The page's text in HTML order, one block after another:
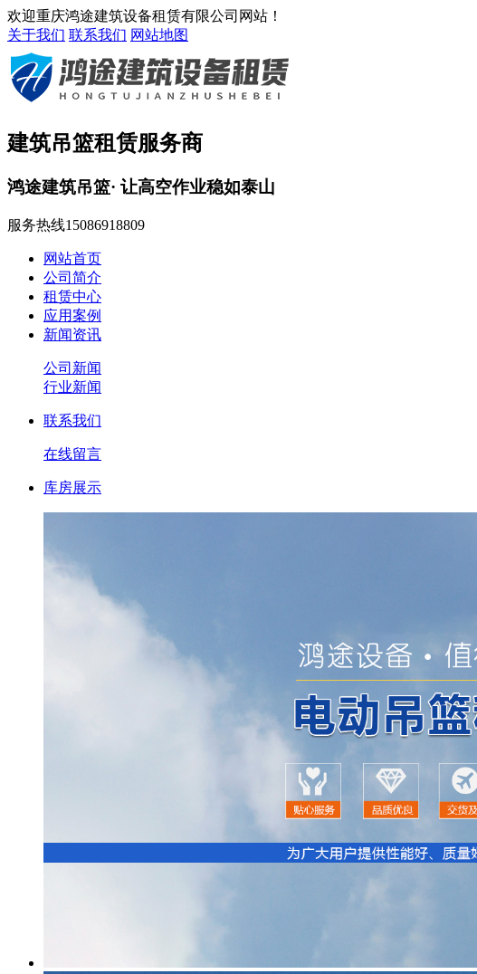
欢迎重庆鸿途建筑设备租赁有限公司网站！
关于我们 联系我们 网站地图
建筑吊篮租赁服务商
鸿途建筑吊篮· 让高空作业稳如泰山
服务热线15086918809
网站首页
公司简介
租赁中心
应用案例
新闻资讯
公司新闻
行业新闻
联系我们
在线留言
库房展示